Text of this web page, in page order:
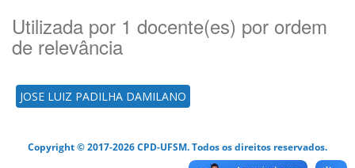
Utilizada por 1 docente(es) por ordem
de relevância
JOSE LUIZ PADILHA DAMILANO
Copyright © 2017-2026 CPD-UFSM. Todos os direitos reservados.